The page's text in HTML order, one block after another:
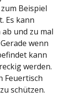
Beispiel
Es kann
und zu mal
wenn
kann
werden.
Feuertisch
schützen.